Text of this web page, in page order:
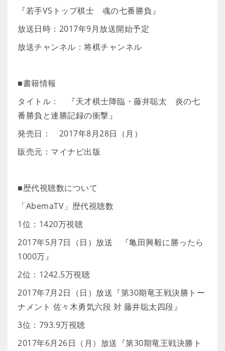
『若手VSトップ棋士 魂の七番勝負』
放送日時：2017年9月放送開始予定
放送チャンネル：将棋チャンネル
■書籍情報
タイトル： 『天才棋士降臨・藤井聡太 炎の七
番勝負と連勝記録の衝撃』
発売日： 2017年8月28日（月）
販売元：マイナビ出版
■歴代視聴数について
「AbemaTV」歴代視聴数
1位：1420万視聴
2017年5月7日（日）放送 『亀田興毅に勝ったら
1000万』
2位：1242.5万視聴
2017年7月2日（日）放送『第30期竜王戦決勝トー
ナメント 佐々木勇気六段 対 藤井聡太四段』
3位：793.9万視聴
2017年6月26日（月）放送『第30期竜王戦決勝ト